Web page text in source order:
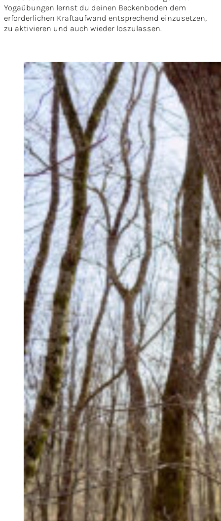
Yogaübungen lernst du deinen Beckenboden dem
erforderlichen Kraftaufwand entsprechend einzusetzen,
zu aktivieren und auch wieder loszulassen.